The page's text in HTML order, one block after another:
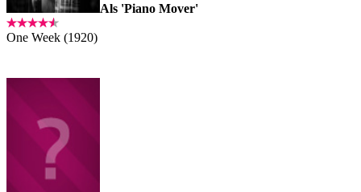
Als 'Piano Mover'
One Week (1920)